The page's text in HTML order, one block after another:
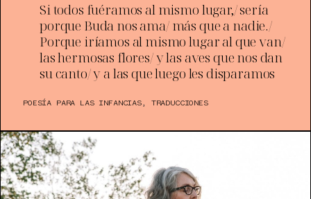
Si todos fuéramos al mismo lugar,/ sería
porque Buda nos ama/ más que a nadie./
Porque iríamos al mismo lugar al que van/
las hermosas flores/ y las aves que nos dan
su canto/ y a las que luego les disparamos
POESÍA PARA LAS INFANCIAS, TRADUCCIONES